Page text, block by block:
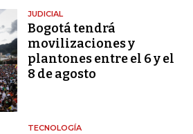
JUDICIAL
Bogotá tendrá
movilizaciones y
plantones entre el 6 y el
8 de agosto
TECNOLOGÍA